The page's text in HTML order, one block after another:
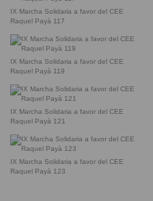
IX Marcha Solidaria a favor del CEE
Raquel Payà 117
IX Marcha Solidaria a favor del CEE
Raquel Payà 119
IX Marcha Solidaria a favor del CEE
Raquel Payà 121
IX Marcha Solidaria a favor del CEE
Raquel Payà 123